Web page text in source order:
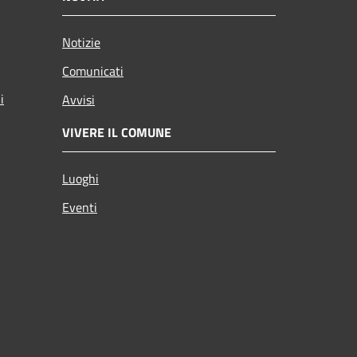
Notizie
Comunicati
Avvisi
VIVERE IL COMUNE
Luoghi
Eventi